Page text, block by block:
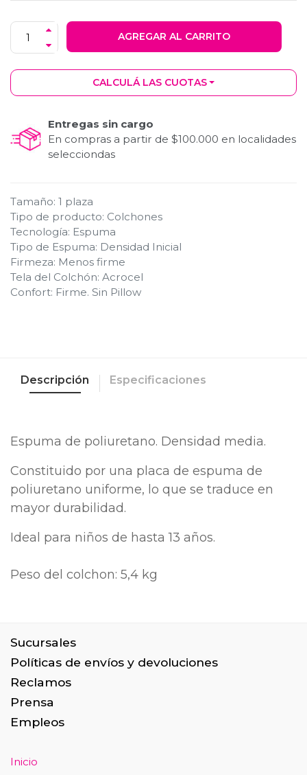
AGREGAR AL CARRITO
CALCULÁ LAS CUOTAS
Entregas sin cargo
En compras a partir de $100.000 en localidades
selecciondas
Tamaño: 1 plaza
Tipo de producto: Colchones
Tecnología: Espuma
Tipo de Espuma: Densidad Inicial
Firmeza: Menos firme
Tela del Colchón: Acrocel
Confort: Firme. Sin Pillow
Descripción Especificaciones
Espuma de poliuretano. Densidad media.
Constituido por una placa de espuma de
poliuretano uniforme, lo que se traduce en
mayor durabilidad.
Ideal para niños de hasta 13 años.
Peso del colchon: 5,4 kg
Sucursales
Políticas de envíos y devoluciones
Reclamos
Prensa
Empleos
Inicio